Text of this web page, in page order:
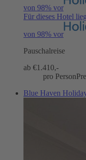
von 98% vor
Für dieses Hotel
von 98% vor
Pauschalreise
ab €1.410,-
pro Person
Blue Haven